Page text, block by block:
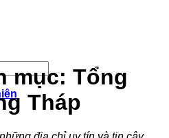
mục: Tổng
Tháp